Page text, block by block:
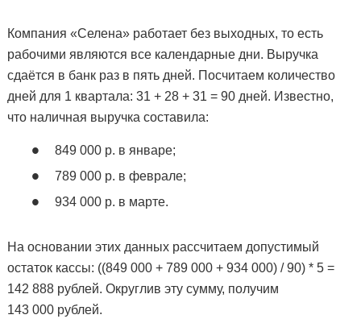
Компания «Селена» работает без выходных, то есть
рабочими являются все календарные дни. Выручка
сдаётся в банк раз в пять дней. Посчитаем количество
дней для 1 квартала: 31 + 28 + 31 = 90 дней. Известно,
что наличная выручка составила:
849 000 р. в январе;
789 000 р. в феврале;
934 000 р. в марте.
На основании этих данных рассчитаем допустимый
остаток кассы: ((849 000 + 789 000 + 934 000) / 90) * 5 =
142 888 рублей. Округлив эту сумму, получим
143 000 рублей.